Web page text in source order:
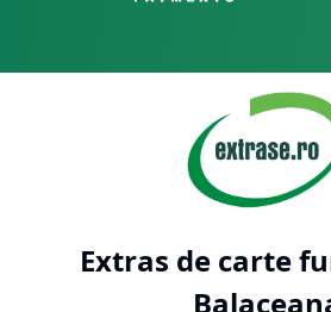
Extras de carte